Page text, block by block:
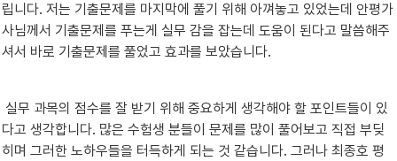
립니다. 저는 기출문제를 마지막에 풀기 위해 아껴놓고 있었는데 안평가
사님께서 기출문제를 푸는게 실무 감을 잡는데 도움이 된다고 말씀해주
셔서 바로 기출문제를 풀었고 효과를 보았습니다.
다고 생각합니다. 많은 수험생 분들이 문제를 많이 풀어보고 직접 부딪
히며 그러한 노하우들을 터득하게 되는 것 같습니다. 그러나 최종호 평